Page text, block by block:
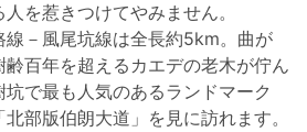
を惹きつけてやみません。
線－風尾坑線は全長約5km。曲が
齢百年を超えるカエデの老木が佇ん
で最も人気のあるランドマーク
部版伯朗大道」を見に訪れます。